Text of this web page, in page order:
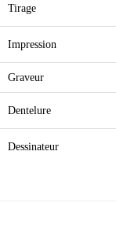
Tirage
Impression
Graveur
Dentelure
Dessinateur